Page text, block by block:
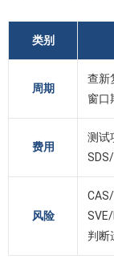
类别
周期
查新
窗口
费用
测试
风险
判断